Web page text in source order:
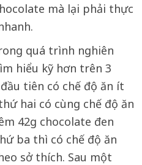
mà lại phải thực
quá trình nghiên
hiểu kỹ hơn trên 3
tiên có chế độ ăn ít
hai có cùng chế độ ăn
42g chocolate đen
ba thì có chế độ ăn
sở thích. Sau một